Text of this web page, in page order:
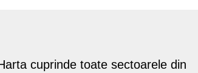
cuprinde toate sectoarele din